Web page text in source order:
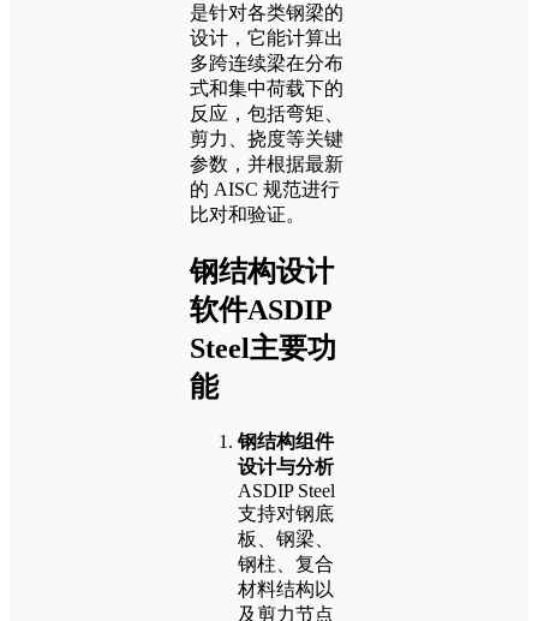
是针对各类钢梁的
设计，它能计算出
多跨连续梁在分布
式和集中荷载下的
反应，包括弯矩、
剪力、挠度等关键
参数，并根据最新
的 AISC 规范进行
比对和验证。
钢结构设计
软件ASDIP
Steel主要功
能
钢结构组件
设计与分析
ASDIP Steel
支持对钢底
板、钢梁、
钢柱、复合
材料结构以
及剪力节点